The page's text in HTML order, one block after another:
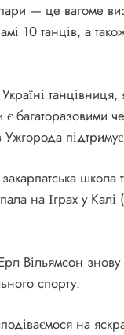
— це вагоме
10 танців, а
багаторазовими
школа
на Іграх у
Вільямсон
спорту.
на